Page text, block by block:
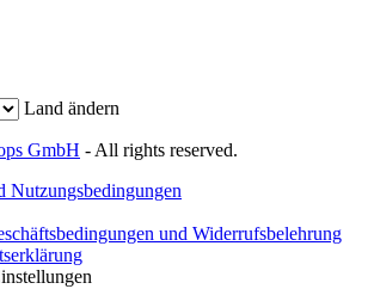
Land ändern
GmbH - All rights reserved.
Nutzungsbedingungen
und Widerrufsbelehrung